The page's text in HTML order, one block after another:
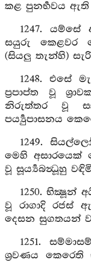
කළ පුනර්‍භවය
1247.
සයුරු කෙළවර
(සියලු තැන්හි)
1248. එසේ
ප්‍රපාප්ත වූ
නිරුත්තර වූ
පර්‍ය්‍යුපාසනය
1249.
මෙහි අසාරයෙක්
වූ සූර්‍ය්‍යබන්‍ධූහු
1250. භික්‍ෂූන්
වූ රාගාදි
දෙසන සුගතයන්
1251.
ශ්‍රවණය කෙරෙති